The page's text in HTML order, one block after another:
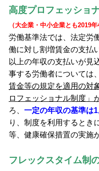
高度プロフェッショ
（大企業・中小企業とも2019年
労働基準法では、法定労
働に対し割増賃金の支払
以上の年収の支払いが見
事する労働者については、
賃金等の規定を適用の対
ロフェッショナル制度」
ろ、 一定の年収の基準は
り、制度を利用するとき
等、健康確保措置の実施
フレックスタイム制